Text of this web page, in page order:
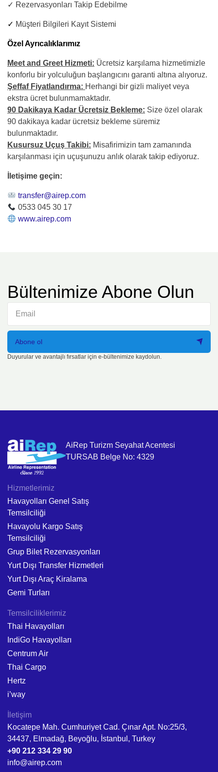
✓ Rezervasyonları Takip Edebilme
✓ Müşteri Bilgileri Kayıt Sistemi
Özel Ayrıcalıklarımız
Meet and Greet Hizmeti: Ücretsiz karşılama hizmetimizle
konforlu bir yolculuğun başlangıcını garanti altına alıyoruz.
Şeffaf Fiyatlandırma: Herhangi bir gizli maliyet veya
ekstra ücret bulunmamaktadır.
90 Dakikaya Kadar Ücretsiz Bekleme: Size özel olarak
90 dakikaya kadar ücretsiz bekleme süremiz
bulunmaktadır.
Kusursuz Uçuş Takibi: Misafirimizin tam zamanında
karşılanması için uçuşunuzu anlık olarak takip ediyoruz.
İletişime geçin:
transfer@airep.com
0533 045 30 17
www.airep.com
Bültenimize Abone Olun
Abone ol
Duyurular ve avantajlı fırsatlar için e-bültenimize kaydolun.
AiRep Turizm Seyahat Acentesi
TURSAB Belge No: 4329
Hizmetlerimiz
Havayolları Genel Satış
Temsilciliği
Havayolu Kargo Satış
Temsilciliği
Grup Bilet Rezervasyonları
Yurt Dışı Transfer Hizmetleri
Yurt Dışı Araç Kiralama
Gemi Turları
Temsilciliklerimiz
Thai Havayolları
IndiGo Havayolları
Centrum Air
Thai Cargo
Hertz
i’way
İletişim
Kocatepe Mah. Cumhuriyet Cad. Çınar Apt. No:25/3,
34437, Elmadağ, Beyoğlu, İstanbul, Turkey
+90 212 334 29 90
info@airep.com